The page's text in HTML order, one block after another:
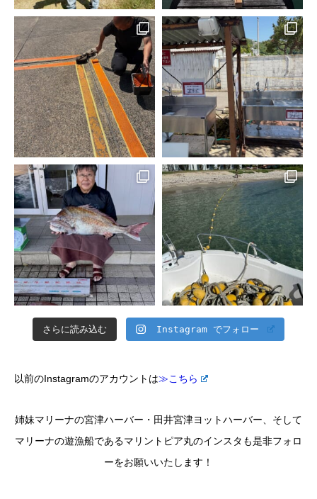
さらに読み込む Instagram でフォロー
以前のInstagramのアカウントは≫こちら
姉妹マリーナの宮津ハーバー・田井宮津ヨットハーバー、そして
マリーナの遊漁船であるマリントピア丸のインスタも是非フォロ
ーをお願いいたします！